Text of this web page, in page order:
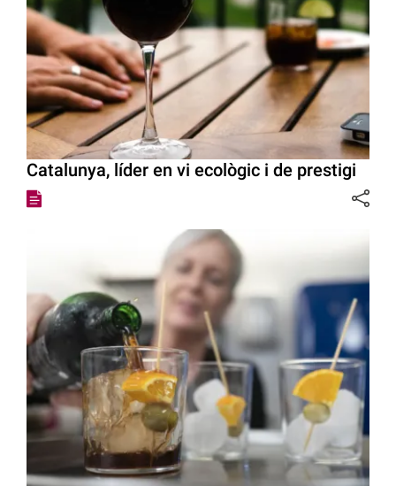
Catalunya, líder en vi ecològic i de prestigi